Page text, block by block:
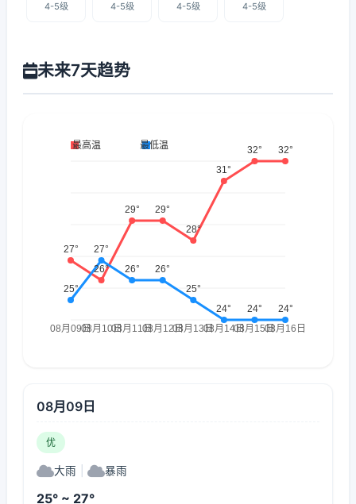
4-5级 4-5级 4-5级 4-5级
未来7天趋势
08月09日
优
大雨 暴雨
25° ~ 27°